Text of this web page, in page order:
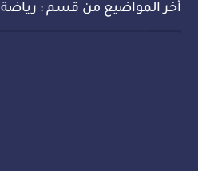
أخر المواضيع من قسم : رياضة